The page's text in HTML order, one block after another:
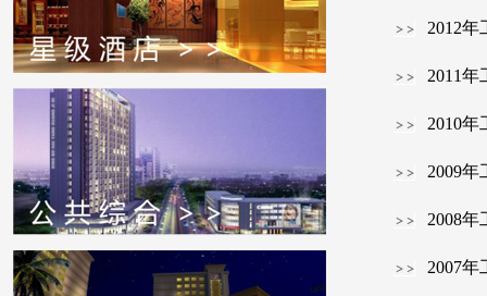
2012年
2011年
2010年
2009年
2008年
2007年